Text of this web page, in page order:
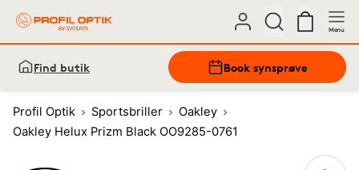
Menu
Find butik Book synsprøve
Profil Optik Sportsbriller
Oakley
Oakley Helux Prizm Black OO9285-0761